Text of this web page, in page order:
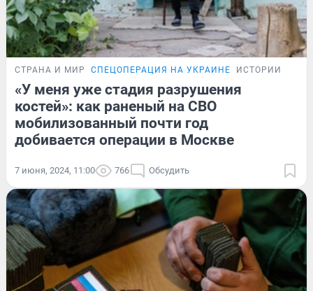
СТРАНА И МИР СПЕЦОПЕРАЦИЯ НА УКРАИНЕ ИСТОРИИ
«У меня уже стадия разрушения
костей»: как раненый на СВО
мобилизованный почти год
добивается операции в Москве
7 июня, 2024, 11:00 766 Обсудить